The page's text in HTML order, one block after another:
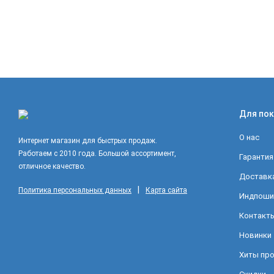
Интернет магазин для быстрых продаж.
Работаем с 2010 года. Большой ассортимент,
отличное качество.
Политика персональных данных Карта сайта
Для
О нас
Новинки
Хиты